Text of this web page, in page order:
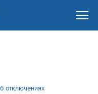
отключениях